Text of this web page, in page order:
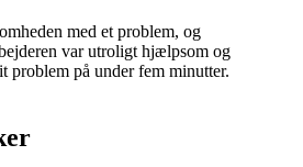
med et problem, og
var utroligt hjælpsom og
problem på under fem minutter.